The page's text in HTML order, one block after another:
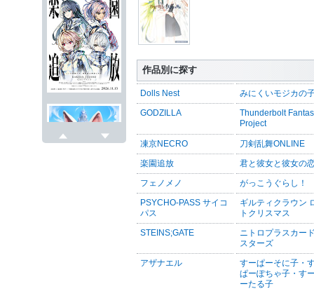
作品別に探す
Dolls Nest みにくいモジカの
GODZILLA
Thunderbolt
Project
凍京NECRO 刀剣乱舞ONLINE
楽園追放 君と彼女と彼女の
フェノメノ がっこうぐらし！
PSYCHO-PASS サイコ
パス
ギルティクラウン
トクリスマス
STEINS;GATE
ニトロプラスカー
スターズ
アザナエル
すーぱーそに子・
ぱーぽちゃ子・す
ーたる子